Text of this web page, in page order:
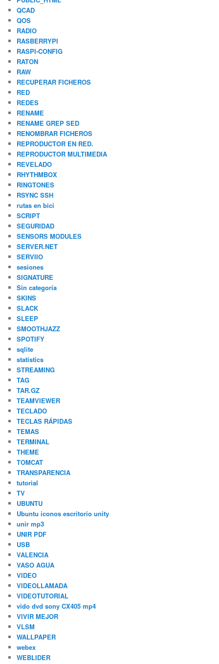
QCAD
QOS
RADIO
RASBERRYPI
RASPI-CONFIG
RATON
RAW
RECUPERAR FICHEROS
RED
REDES
RENAME
RENAME GREP SED
RENOMBRAR FICHEROS
REPRODUCTOR EN RED.
REPRODUCTOR MULTIMEDIA
REVELADO
RHYTHMBOX
RINGTONES
RSYNC SSH
rutas en bici
SCRIPT
SEGURIDAD
SENSORS MODULES
SERVER.NET
SERVIIO
sesiones
SIGNATURE
Sin categoría
SKINS
SLACK
SLEEP
SMOOTHJAZZ
SPOTIFY
sqlite
statistics
STREAMING
TAG
TAR.GZ
TEAMVIEWER
TECLADO
TECLAS RÁPIDAS
TEMAS
TERMINAL
THEME
TOMCAT
TRANSPARENCIA
tutorial
TV
UBUNTU
Ubuntu iconos escritorio unity
unir mp3
UNIR PDF
USB
VALENCIA
VASO AGUA
VIDEO
VIDEOLLAMADA
VIDEOTUTORIAL
vido dvd sony CX405 mp4
VIVIR MEJOR
VLSM
WALLPAPER
webex
WEBLIDER